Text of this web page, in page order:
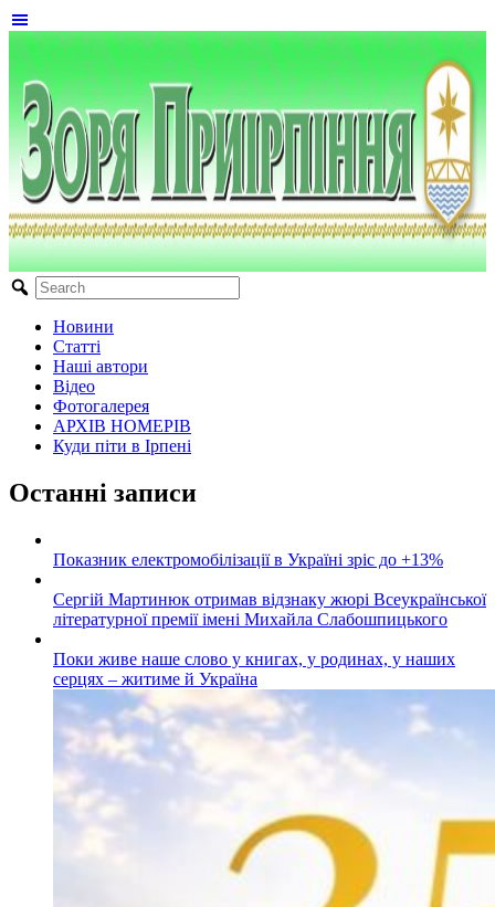
Новини
Статті
Наші автори
Відео
Фотогалерея
АРХІВ НОМЕРІВ
Куди піти в Ірпені
Останні записи
Показник електромобілізації в Україні зріс до +13%
Сергій Мартинюк отримав відзнаку жюрі Всеукраїнської
літературної премії імені Михайла Слабошпицького
Поки живе наше слово у книгах, у родинах, у наших
серцях – житиме й Україна